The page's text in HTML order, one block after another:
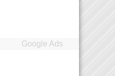
Google Ads